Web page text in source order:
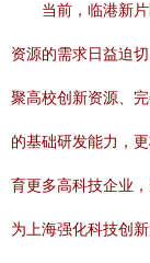
当前，临港新
资源的需求日益迫
聚高校创新资源、
的基础研发能力，
育更多高科技企业
为上海强化科技创